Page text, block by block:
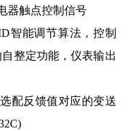
器触点控制信号
智能调节算法，控制
整定功能，仪表输出
配反馈值对应的变送